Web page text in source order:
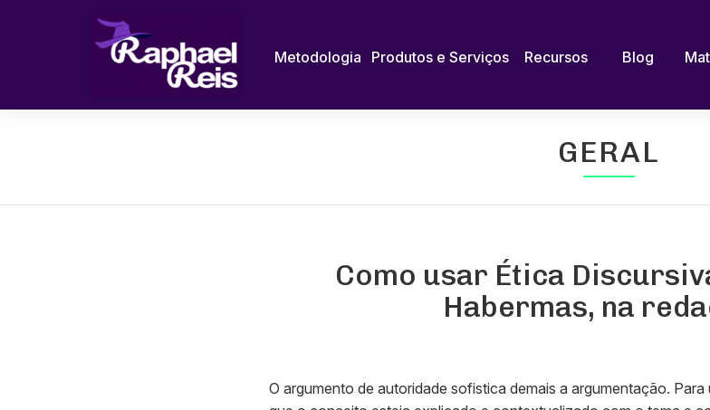
Metodologia Produtos e Serviços Recursos Blog
GERAL
Como usar Ética
Habermas, na
O argumento de autoridade sofistica demais a argumentação.